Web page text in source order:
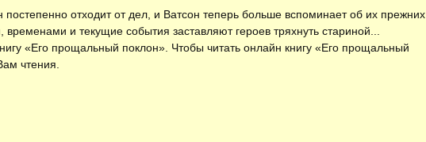
отходит от дел, и Ватсон теперь больше вспоминает об их прежних
и текущие события заставляют героев тряхнуть стариной...
«Его прощальный поклон» . Чтобы читать онлайн книгу «Его прощальный
чтения.